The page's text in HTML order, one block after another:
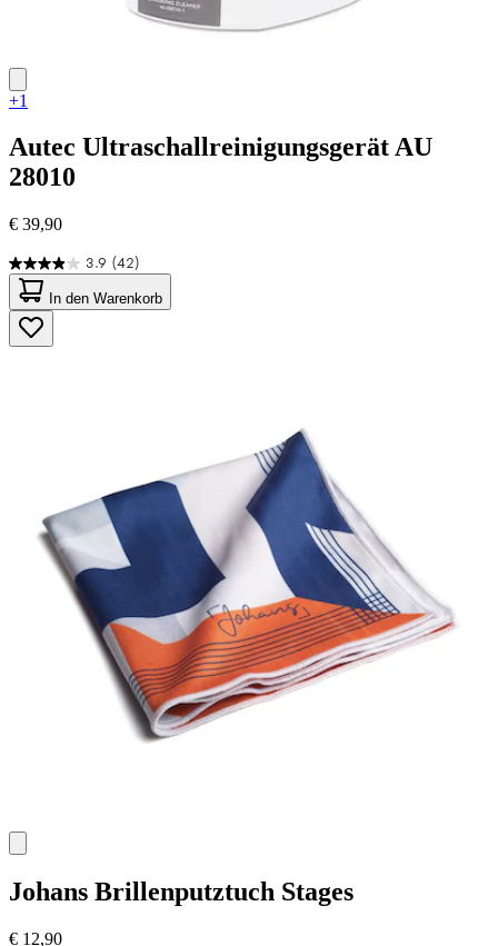
+1
Autec Ultraschallreinigungsgerät AU
28010
€ 39,90
3.9 (42)
3.9
von
5
Sternen.
42
In den Warenkorb
Johans Brillenputztuch Stages
€ 12,90